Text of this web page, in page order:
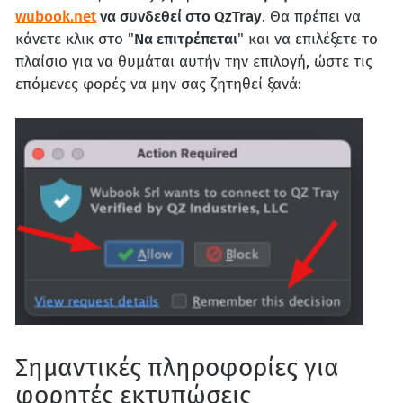
wubook.netνα συνδεθεί στο QzTray. Θα πρέπει να
κάνετε κλικ στο "Να επιτρέπεται" και να επιλέξετε το
πλαίσιο για να θυμάται αυτήν την επιλογή, ώστε τις
επόμενες φορές να μην σας ζητηθεί ξανά:
Σημαντικές πληροφορίες για
φορητές εκτυπώσεις